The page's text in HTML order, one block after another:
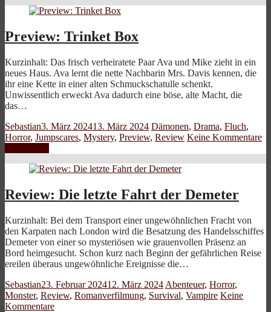
Preview: Trinket Box
Kurzinhalt: Das frisch verheiratete Paar Ava und Mike zieht in ein
neues Haus. Ava lernt die nette Nachbarin Mrs. Davis kennen, die
ihr eine Kette in einer alten Schmuckschatulle schenkt.
Unwissentlich erweckt Ava dadurch eine böse, alte Macht, die
das…
Sebastian3. März 202413. März 2024 Dämonen, Drama, Fluch,
Horror, Jumpscares, Mystery, Preview, Review Keine Kommentare
Review: Die letzte Fahrt der Demeter
Kurzinhalt: Bei dem Transport einer ungewöhnlichen Fracht von
den Karpaten nach London wird die Besatzung des Handelsschiffes
Demeter von einer so mysteriösen wie grauenvollen Präsenz an
Bord heimgesucht. Schon kurz nach Beginn der gefährlichen Reise
ereilen überaus ungewöhnliche Ereignisse die…
Sebastian23. Februar 202412. März 2024 Abenteuer, Horror,
Monster, Review, Romanverfilmung, Survival, Vampire Keine
Kommentare